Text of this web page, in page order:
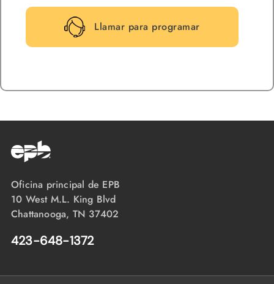
Llamar para programar
Oficina principal de EPB
10 West M.L. King Blvd
Chattanooga, TN 37402
423-648-1372